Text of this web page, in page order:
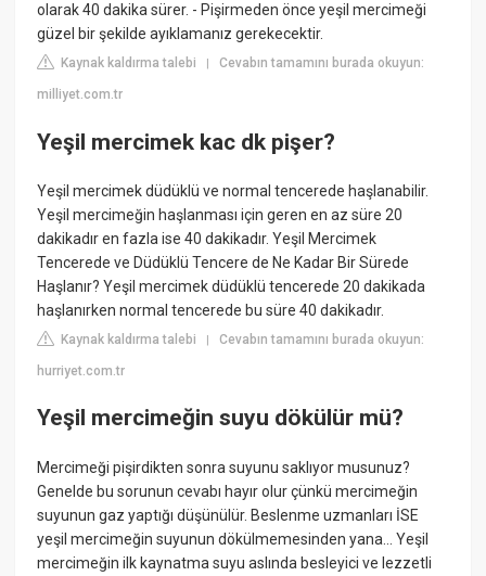
olarak 40 dakika sürer. - Pişirmeden önce yeşil mercimeği
güzel bir şekilde ayıklamanız gerekecektir.
Kaynak kaldırma talebi |Cevabın tamamını burada okuyun:
milliyet.com.tr
Yeşil mercimek kac dk pişer?
Yeşil mercimek düdüklü ve normal tencerede haşlanabilir.
Yeşil mercimeğin haşlanması için geren en az süre 20
dakikadır en fazla ise 40 dakikadır. Yeşil Mercimek
Tencerede ve Düdüklü Tencere de Ne Kadar Bir Sürede
Haşlanır? Yeşil mercimek düdüklü tencerede 20 dakikada
haşlanırken normal tencerede bu süre 40 dakikadır.
Kaynak kaldırma talebi |Cevabın tamamını burada okuyun:
hurriyet.com.tr
Yeşil mercimeğin suyu dökülür mü?
Mercimeği pişirdikten sonra suyunu saklıyor musunuz?
Genelde bu sorunun cevabı hayır olur çünkü mercimeğin
suyunun gaz yaptığı düşünülür. Beslenme uzmanları İSE
yeşil mercimeğin suyunun dökülmemesinden yana... Yeşil
mercimeğin ilk kaynatma suyu aslında besleyici ve lezzetli